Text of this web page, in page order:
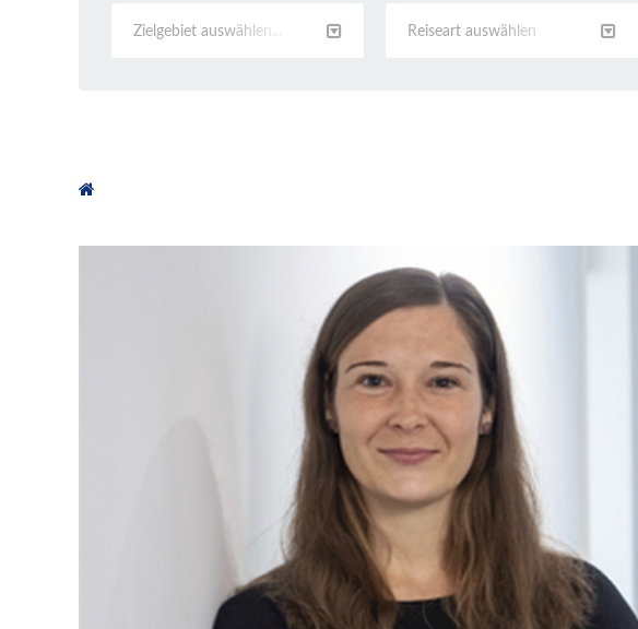
Zielgebiet auswählen... Reiseart auswählen